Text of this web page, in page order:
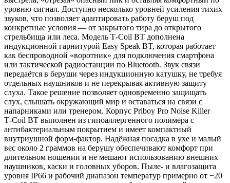
уровню сигнал. Доступно несколько уровней усиления тихих
звуков, что позволяет адаптировать работу беруш под
конкретные условия — от закрытого тира до открытого
стрельбища или леса. Модель T‑Coil BT дополнена
индукционной гарнитурой Easy Speak BT, которая работает
как беспроводной «воротник» для подключения смартфона
или тактической радиостанции по Bluetooth. Звук связи
передаётся в беруши через индукционную катушку, не требуя
отдельных наушников и не перекрывая активную защиту
слуха. Такое решение позволяет одновременно защищать
слух, слышать окружающий мир и оставаться на связи с
напарниками или тренером. Корпус Priboy Pro Noise Killer
T‑Coil BT выполнен из гипоаллергенного полимера с
антибактериальным покрытием и имеет компактный
внутриушной форм‑фактор. Надёжная посадка в ухе и малый
вес около 2 граммов на берушу обеспечивают комфорт при
длительном ношении и не мешают использованию внешних
наушников, каски и головных уборов. Пыле‑ и влагозащита
уровня IP66 и рабочий диапазон температур примерно от −20